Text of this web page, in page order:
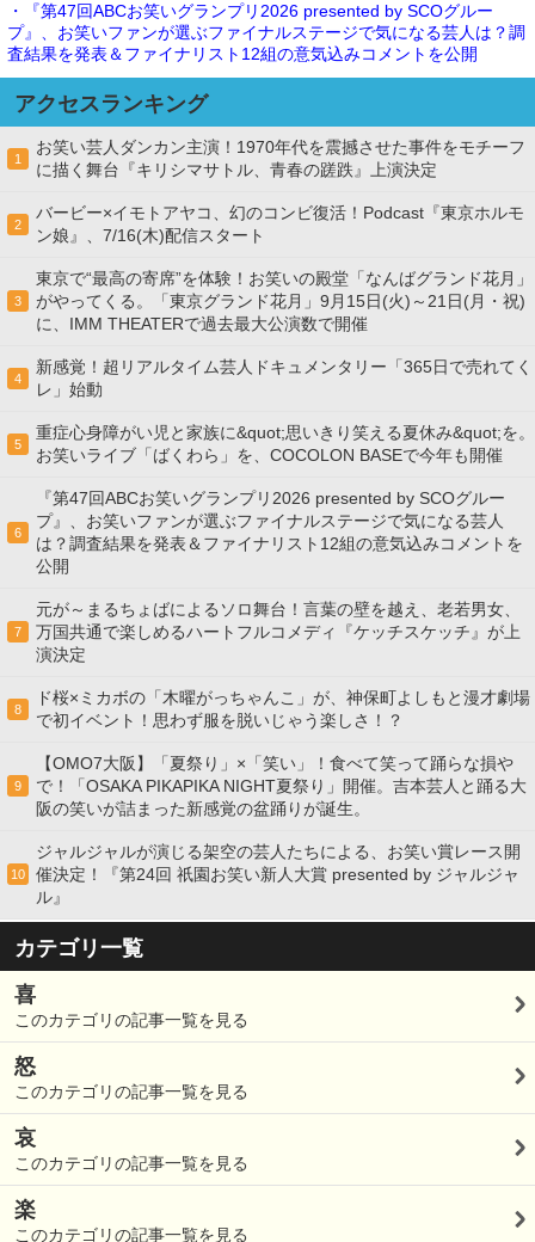
・『第47回ABCお笑いグランプリ2026 presented by SCOグルー
プ』、お笑いファンが選ぶファイナルステージで気になる芸人は？調
査結果を発表＆ファイナリスト12組の意気込みコメントを公開
アクセスランキング
1
お笑い芸人ダンカン主演！1970年代を震撼させた事件をモチーフ
に描く舞台『キリシマサトル、青春の蹉跌』上演決定
2
バービー×イモトアヤコ、幻のコンビ復活！Podcast『東京ホルモ
ン娘』、7/16(木)配信スタート
3
東京で“最高の寄席”を体験！お笑いの殿堂「なんばグランド花月」
がやってくる。「東京グランド花月」9月15日(火)～21日(月・祝)
に、IMM THEATERで過去最大公演数で開催
4
新感覚！超リアルタイム芸人ドキュメンタリー「365日で売れてく
レ」始動
5
重症心身障がい児と家族に&quot;思いきり笑える夏休み&quot;を。
お笑いライブ「ばくわら」を、COCOLON BASEで今年も開催
6
『第47回ABCお笑いグランプリ2026 presented by SCOグルー
プ』、お笑いファンが選ぶファイナルステージで気になる芸人
は？調査結果を発表＆ファイナリスト12組の意気込みコメントを
公開
7
元が～まるちょばによるソロ舞台！言葉の壁を越え、老若男女、
万国共通で楽しめるハートフルコメディ『ケッチスケッチ』が上
演決定
8
ド桜×ミカボの「木曜がっちゃんこ」が、神保町よしもと漫才劇場
で初イベント！思わず服を脱いじゃう楽しさ！？
9
【OMO7大阪】「夏祭り」×「笑い」！食べて笑って踊らな損や
で！「OSAKA PIKAPIKA NIGHT夏祭り」開催。吉本芸人と踊る大
阪の笑いが詰まった新感覚の盆踊りが誕生。
10
ジャルジャルが演じる架空の芸人たちによる、お笑い賞レース開
催決定！『第24回 祇園お笑い新人大賞 presented by ジャルジャ
ル』
カテゴリ一覧
喜
このカテゴリの記事一覧を見る
怒
このカテゴリの記事一覧を見る
哀
このカテゴリの記事一覧を見る
楽
このカテゴリの記事一覧を見る